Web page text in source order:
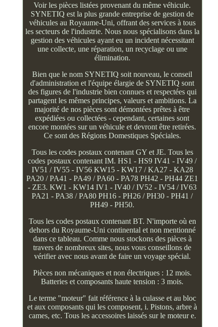
Voir les pièces listées provenant du même véhicule.
SYNETIQ est la plus grande entreprise de gestion de
véhicules au Royaume-Uni, offrant des services à tous
les secteurs de l'industrie. Nous nous spécialisons dans la
gestion des véhicules ayant eu un incident nécessitant
une collecte, une réparation, un recyclage ou une
élimination.
Bien que le nom SYNETIQ soit nouveau, le conseil
d'administration et l'équipe élargie de SYNETIQ sont
des figures de l'industrie bien connues et respectées qui
partagent les mêmes principes, valeurs et ambitions. La
majorité de nos pièces sont démontées prêtes à être
expédiées ou collectées - cependant, certaines sont
encore montées sur un véhicule et devront être retirées.
Ce sont des Régions Domestiques Spéciales.
Tous les codes postaux contenant GY et JE. Tous les
codes postaux contenant IM. HS1 - HS9 IV41 - IV49 /
IV51 / IV55 - IV56 KW15 - KW17 / KA27 - KA28
PA20 / PA41 - PA49 / PA60 - PA78 PH42 - PH44 ZE1
- ZE3. KW1 - KW14 IV1 - IV40 / IV52 - IV54 / IV63
PA21 - PA38 / PA80 PH16 - PH26 / PH30 - PH41 /
PH49 - PH50.
Tous les codes postaux contenant BT. N'importe où en
dehors du Royaume-Uni continental et non mentionné
dans ce tableau. Comme nous stockons des pièces à
travers de nombreux sites, nous vous conseillons de
vérifier avec nous avant de faire un voyage spécial.
Pièces non mécaniques et non électriques : 12 mois.
Batteries et composants haute tension : 3 mois.
Le terme "moteur" fait référence à la culasse et au bloc
et aux composants qui les composent, i. Pistons, arbre à
cames, etc. Tous les accessoires laissés sur le moteur e.